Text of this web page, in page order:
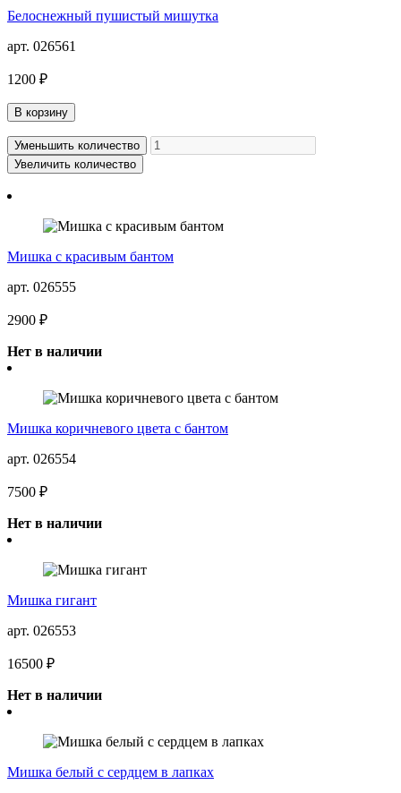
Белоснежный пушистый мишутка
арт. 026561
1200 ₽
В корзину
Уменьшить количество
Увеличить количество
Мишка с красивым бантом
арт. 026555
2900 ₽
Нет в наличии
Мишка коричневого цвета с бантом
арт. 026554
7500 ₽
Нет в наличии
Мишка гигант
арт. 026553
16500 ₽
Нет в наличии
Мишка белый с сердцем в лапках